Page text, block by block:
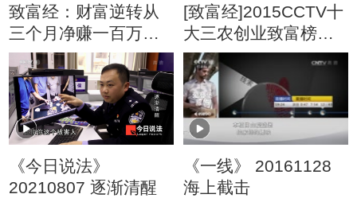
致富经：财富逆转从
三个月净赚一百万开
始11月23日
[致富经]2015CCTV十
大三农创业致富榜样
颁奖盛典(20151231)
《今日说法》
20210807 逐渐清醒
《一线》 20161128
海上截击